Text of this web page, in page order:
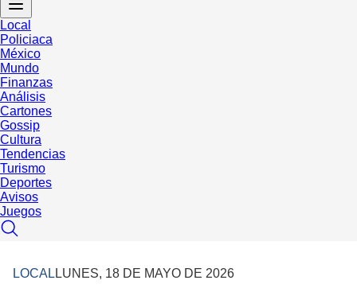
Local
Policiaca
México
Mundo
Finanzas
Análisis
Cartones
Gossip
Cultura
Tendencias
Turismo
Deportes
Avisos
Juegos
LOCAL LUNES, 18 DE MAYO DE 2026